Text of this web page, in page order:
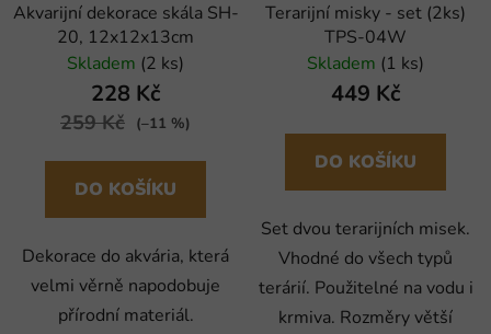
Akvarijní dekorace skála SH-
20, 12x12x13cm
Skladem (2 ks)
228 Kč
259 Kč (–11 %)
DO KOŠÍKU
Dekorace do akvária, která
velmi věrně napodobuje
přírodní materiál.
Terarijní misky - set (2ks)
TPS-04W
Skladem (1 ks)
449 Kč
DO KOŠÍKU
Set dvou terarijních misek.
Vhodné do všech typů
terárií. Použitelné na vodu i
krmiva. Rozměry větší